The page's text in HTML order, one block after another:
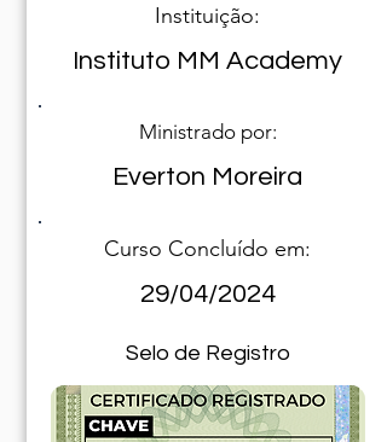
Instituição:
Instituto MM Academy
Ministrado por:
Everton Moreira
Curso Concluído em:
29/04/2024
Selo de Registro